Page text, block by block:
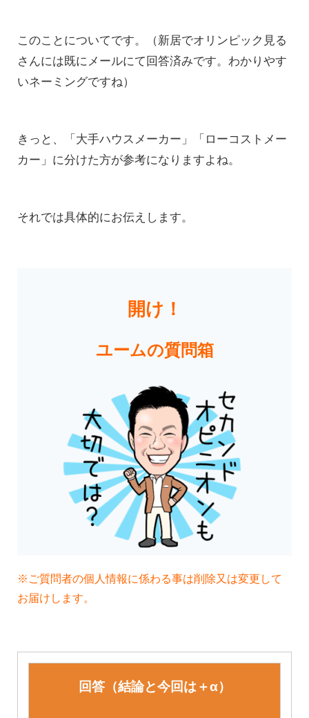
このことについてです。（新居でオリンピック見る
さんには既にメールにて回答済みです。わかりやす
いネーミングですね）
きっと、「大手ハウスメーカー」「ローコストメー
カー」に分けた方が参考になりますよね。
それでは具体的にお伝えします。
開け！
ユームの質問箱
※ご質問者の個人情報に係わる事は削除又は変更して
お届けします。
回答（結論と今回は＋α）